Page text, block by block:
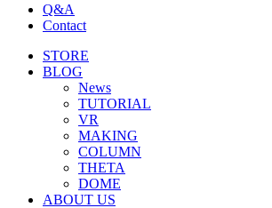
Q&A
Contact
STORE
BLOG
News
TUTORIAL
VR
MAKING
COLUMN
THETA
DOME
ABOUT US